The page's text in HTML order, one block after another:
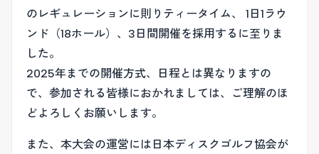
のレギュレーションに則りティータイム、 1日1ラウ
ンド（18ホール）、3日間開催を採用するに至りま
した。
2025年までの開催方式、日程とは異なりますの
で、参加される皆様におかれましては、ご理解のほ
どよろしくお願いします。
また、本大会の運営には日本ディスクゴルフ協会が